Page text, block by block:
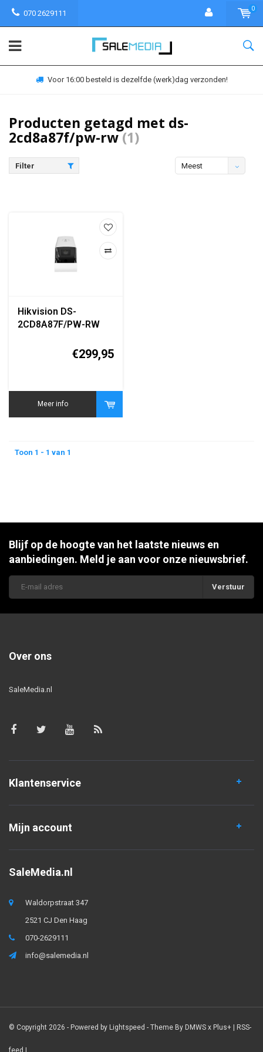
070 2629111
0
Voor 16:00 besteld is dezelfde (werk)dag verzonden!
Producten getagd met ds-
2cd8a87f/pw-rw(1)
Filter
Meest
Hikvision DS-
2CD8A87F/PW-RW
Smart High-Altitude
Parabolic Network
€299,95
Meer info
Toon 1 - 1 van 1
Blijf op de hoogte van het laatste nieuws en
aanbiedingen. Meld je aan voor onze nieuwsbrief.
Verstuur
Over ons
SaleMedia.nl
Klantenservice
Mijn account
SaleMedia.nl
Waldorpstraat 347
2521 CJ Den Haag
070-2629111
info@salemedia.nl
© Copyright 2026 - Powered by Lightspeed - Theme By DMWS x Plus+ | RSS-
feed |